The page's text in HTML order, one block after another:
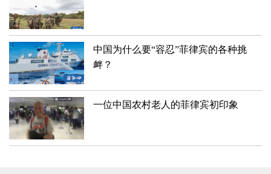
中国为什么要“容忍”菲律宾的各种挑
衅？
一位中国农村老人的菲律宾初印象